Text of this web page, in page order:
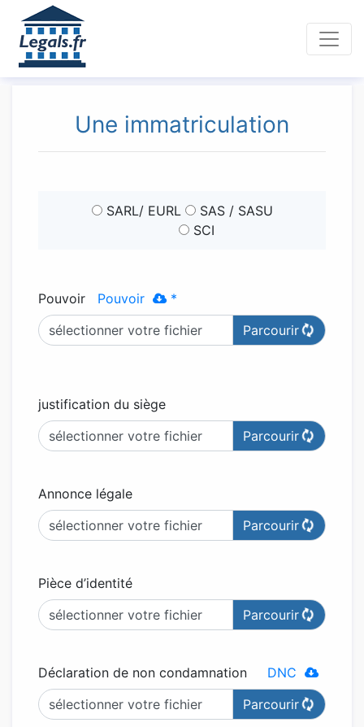
Une immatriculation
SARL/ EURL
SAS / SASU
SCI
Pouvoir Pouvoir
*
sélectionner votre fichier
justification du siège
sélectionner votre fichier
Annonce légale
sélectionner votre fichier
Pièce d’identité
sélectionner votre fichier
Déclaration de non condamnation DNC
sélectionner votre fichier